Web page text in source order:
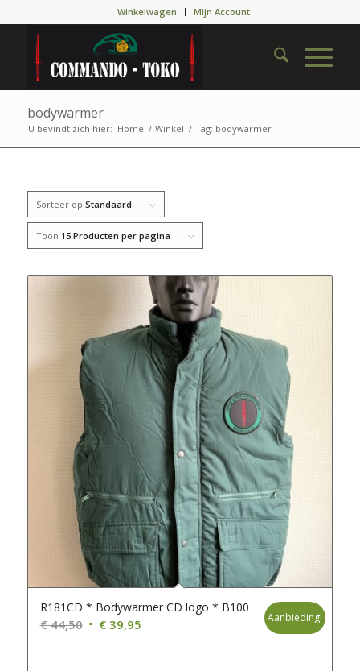
Winkelwagen Mijn Account
bodywarmer
U bevindt zich hier: Home / Winkel / Tag: bodywarmer
Sorteer op Standaard
Toon 15 Producten per pagina
R181CD * Bodywarmer CD logo * B100
€44,50 Oorspronkelijke
was:
€39,95Huidige
is:
Aanbieding!